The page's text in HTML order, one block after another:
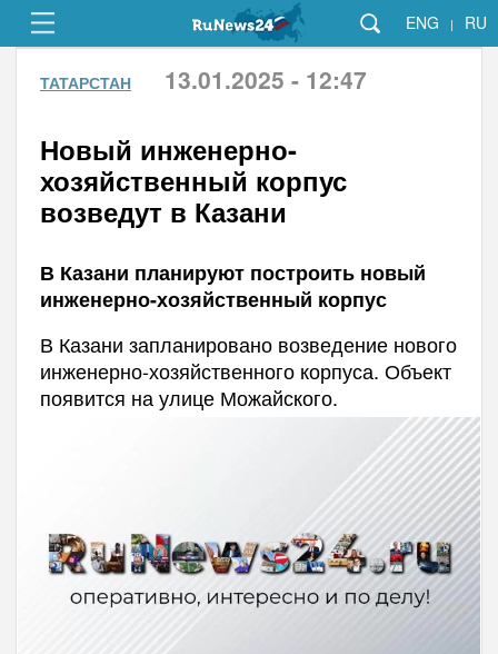
ENG | RU
ТАТАРСТАН 13.01.2025 - 12:47
Новый инженерно-
хозяйственный корпус
возведут в Казани
В Казани планируют построить новый
инженерно-хозяйственный корпус
В Казани запланировано возведение нового
инженерно-хозяйственного корпуса. Объект
появится на улице Можайского.